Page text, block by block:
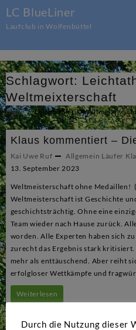
content
LC BlueLiner
Laufclub in Wolfenbüttel
Schlagwort:
Weltmeixterschaft
Home Leichtathletik-
Klaus kommentiert –
Kai Uwe Ruf Allgemein Läufer
13. September 2023
Weltmeisterschaft ohne Medaillen!
Weltmeisterschaft ist Geschichte
geschichtsträchtig. Ohne eine
Team wieder nach Hause zurück.
worden. Alle Experten haben sich
zurecht das Ergebnis stark kritisiert.
mehr als enttäuschend. Aber reiht
erfolgloser Wettkämpfe und
Klaus
Weiterlesen
Durch die Nutzung dieser